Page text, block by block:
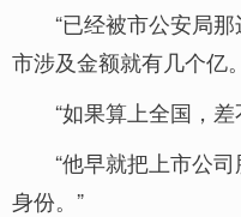
“已经被市公安局
市涉及金额就有几个亿
“如果算上全国，
“他早就把上市公
身份。”